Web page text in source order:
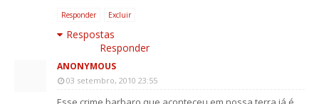
Responder Excluir
Respostas
Responder
ANONYMOUS
03 setembro, 2010 23:55